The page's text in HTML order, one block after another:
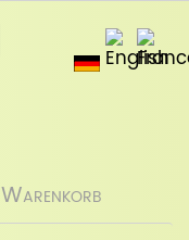
Warenkorb